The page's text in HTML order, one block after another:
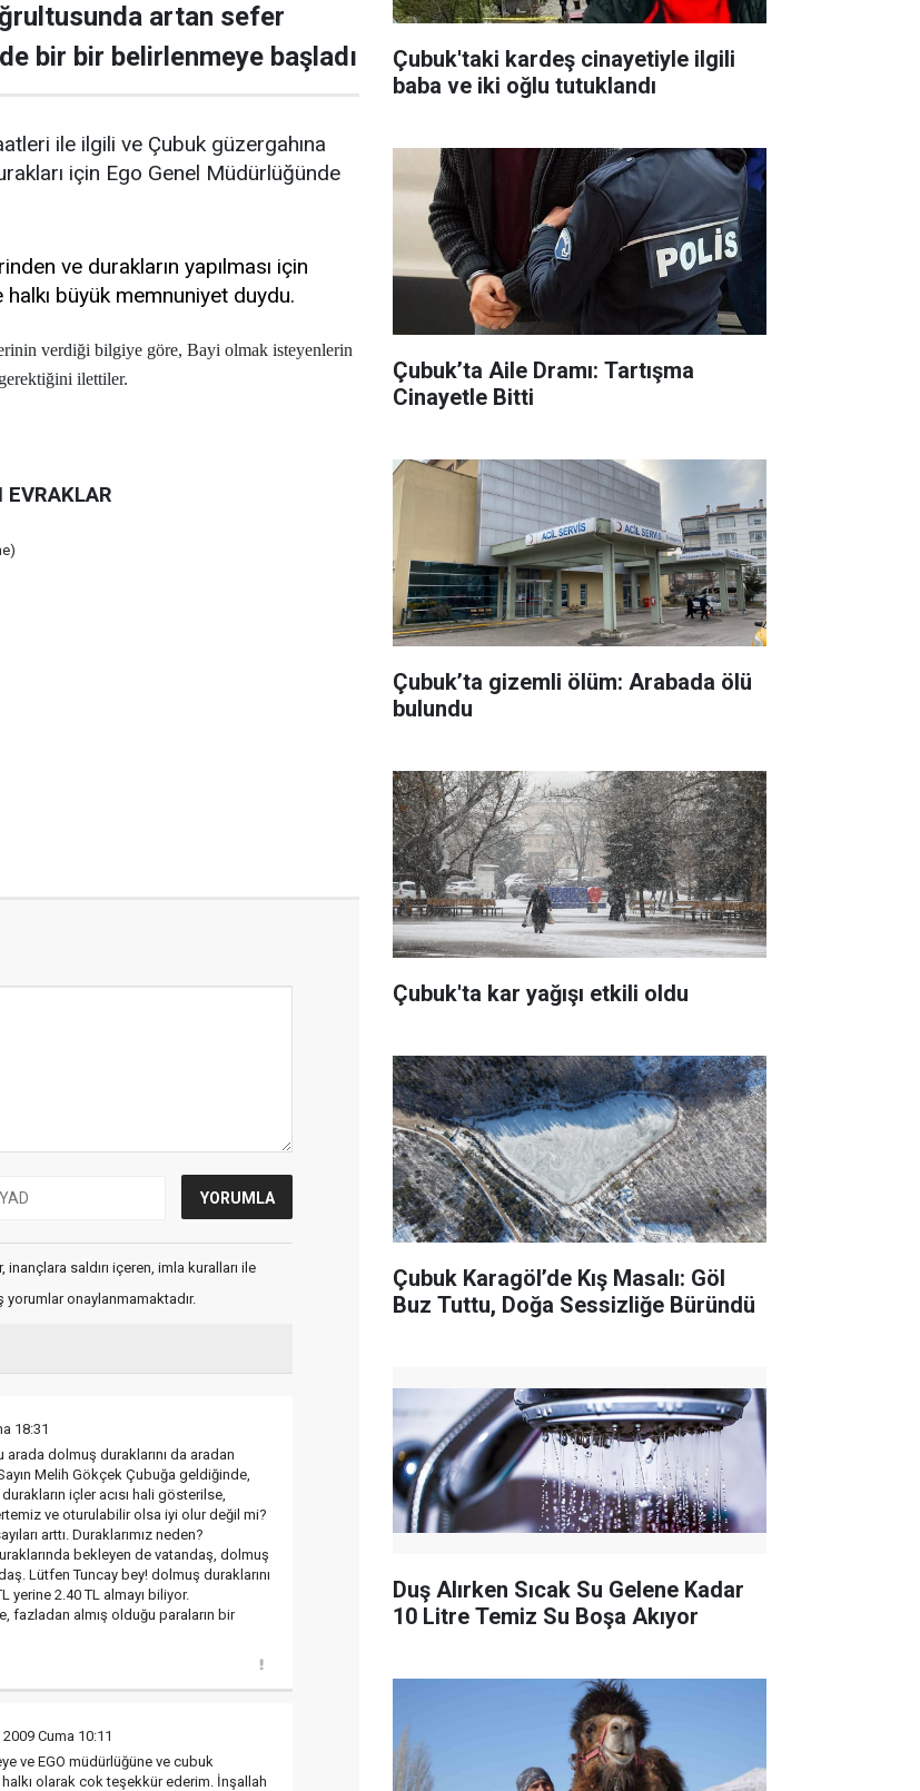
artan sefer
bir bir belirlenmeye başladı
ile ilgili ve Çubuk güzergahına
için Ego Genel Müdürlüğünde
ve durakların yapılması için
halkı büyük memnuniyet duydu.
verdiği bilgiye göre, Bayi olmak isteyenlerin
ilettiler.
EVRAKLAR
saldırı içeren, imla kuralları ile
yorumlar onaylanmamaktadır.
18:31
arada dolmuş duraklarını da aradan
Melih Gökçek Çubuğa geldiğinde,
içler acısı hali gösterilse,
ve oturulabilir olsa iyi olur değil mi?
arttı. Duraklarımız neden?
bekleyen de vatandaş, dolmuş
Lütfen Tuncay bey! dolmuş duraklarını
yerine 2.40 TL almayı biliyor.
fazladan almış olduğu paraların bir
Cuma 10:11
ve EGO müdürlüğüne ve cubuk
olarak cok teşekkür ederim. İnşallah
Çubuk'taki kardeş cinayetiyle ilgili
baba ve iki oğlu tutuklandı
Çubuk’ta Aile Dramı: Tartışma
Cinayetle Bitti
Çubuk’ta gizemli ölüm: Arabada ölü
bulundu
Çubuk'ta kar yağışı etkili oldu
Çubuk Karagöl’de Kış Masalı: Göl
Buz Tuttu, Doğa Sessizliğe Büründü
Duş Alırken Sıcak Su Gelene Kadar
10 Litre Temiz Su Boşa Akıyor